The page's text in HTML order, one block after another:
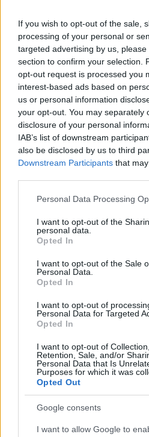
If you wish to opt-out of the sale,
processing of your personal or
targeted advertising by us,
section to confirm your selection.
opt-out request is processed you
interest-based ads based on
us or personal information
your opt-out. You may separately
disclosure of your personal
IAB’s list of downstream
also be disclosed by us to third
Downstream Participants that
Please note that this website/app
not limited to your visit or usage
grant or deny consent to Google
use your data for below specified
consent section.
Personal Data Processing
I want to opt-out of the
personal data.
Opted In
I want to opt-out of the Sale
Personal Data.
Opted In
I want to opt-out of
Personal Data for Targeted
Opted In
I want to opt-out of
Retention, Sale, and/or
Personal Data that Is
Purposes for which it was
Opted Out
Google consents
I want to allow Google to